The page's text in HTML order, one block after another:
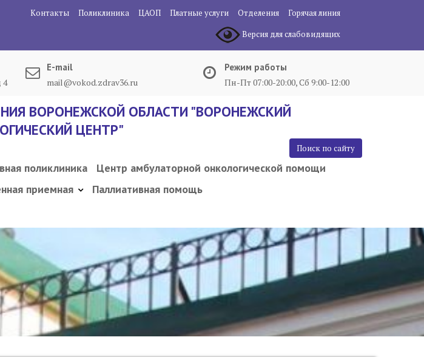
Контакты Поликлиника ЦАОП Платные услуги Отделения
Горячая линия
Версия для слабовидящих
4
E-mail
mail@vokod.zdrav36.ru
Режим работы
Пн-Пт 07:00-20:00, Сб 9:00-12:00
ВОРОНЕЖСКОЙ ОБЛАСТИ "ВОРОНЕЖСКИЙ
ЦЕНТР"
Поиск по сайту
поликлиника
Центр амбулаторной онкологической помощи
приемная
Паллиативная помощь